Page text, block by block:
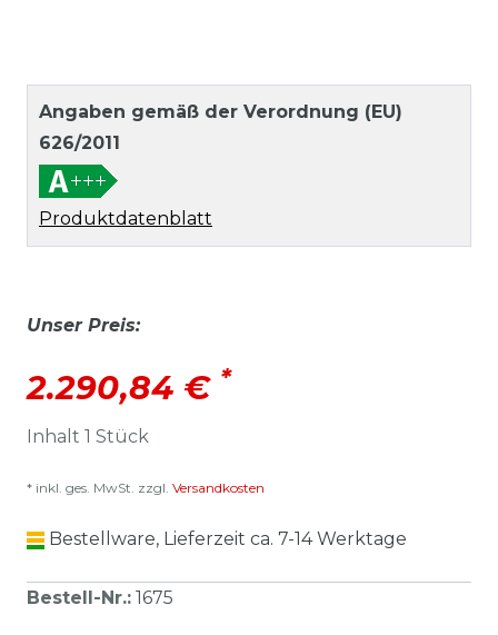
Angaben gemäß der Verordnung (EU)
626/2011
Produktdatenblatt
Unser Preis:
2.290,84 € *
Inhalt 1 Stück
* inkl. ges. MwSt. zzgl. Versandkosten
Bestellware, Lieferzeit ca. 7-14 Werktage
Bestell-Nr.: 1675